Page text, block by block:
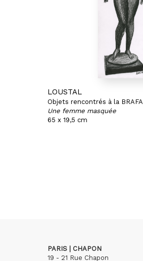
LOUSTAL
Objets rencontrés à la BRAFA
Une femme masquée
65 x 19,5 cm
PARIS | CHAPON
19 - 21 Rue Chapon